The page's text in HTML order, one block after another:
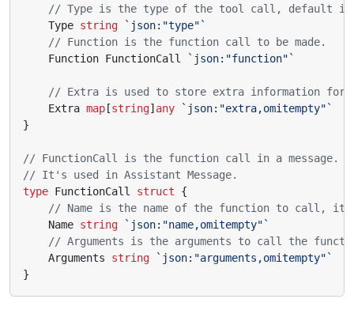
// Type is the type of the tool call, default
Type string
`json:"type"`
// Function is the function call to be made.
Function FunctionCall `json:"function"`
// Extra is used to store extra information
Extra map [string] any
`json:"extra,omitempty"`
}
// FunctionCall is the function call in a message.
// It's used in Assistant Message.
type FunctionCall struct
{
// Name is the name of the function to call, it
Name string
`json:"name,omitempty"`
// Arguments is the arguments to call the
Arguments
string
`json:"arguments,omitempty"`
}